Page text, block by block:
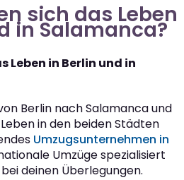
sich das Leben
in Salamanca?
Leben in Berlin und in
Berlin nach Salamanca und
in den beiden Städten
Umzugsunternehmen in
Umzüge spezialisiert
deinen Überlegungen.